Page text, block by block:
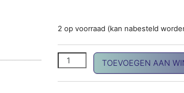
2 op voorraad (kan nabesteld
Puddingvorm aantalTOEVOEGEN AAN